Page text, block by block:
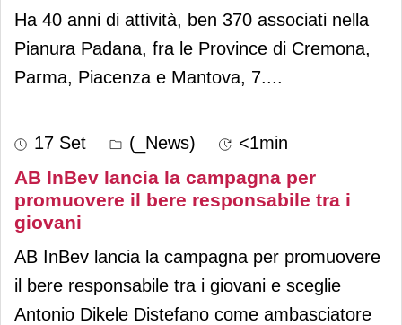
Ha 40 anni di attività, ben 370 associati nella
Pianura Padana, fra le Province di Cremona,
Parma, Piacenza e Mantova, 7....
17 Set (_News) <1min
AB InBev lancia la campagna per
promuovere il bere responsabile tra i
giovani
AB InBev lancia la campagna per promuovere
il bere responsabile tra i giovani e sceglie
Antonio Dikele Distefano come ambasciatore